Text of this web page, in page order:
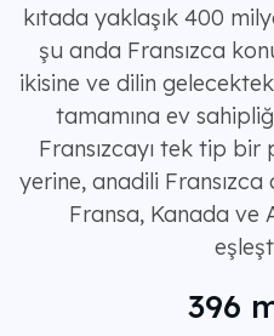
kıtada yaklaşık 400
şu anda Fransızca
ikisine ve dilin
tamamına ev
Fransızcayı tek tip
yerine, anadili
Fransa, Kanada ve
396